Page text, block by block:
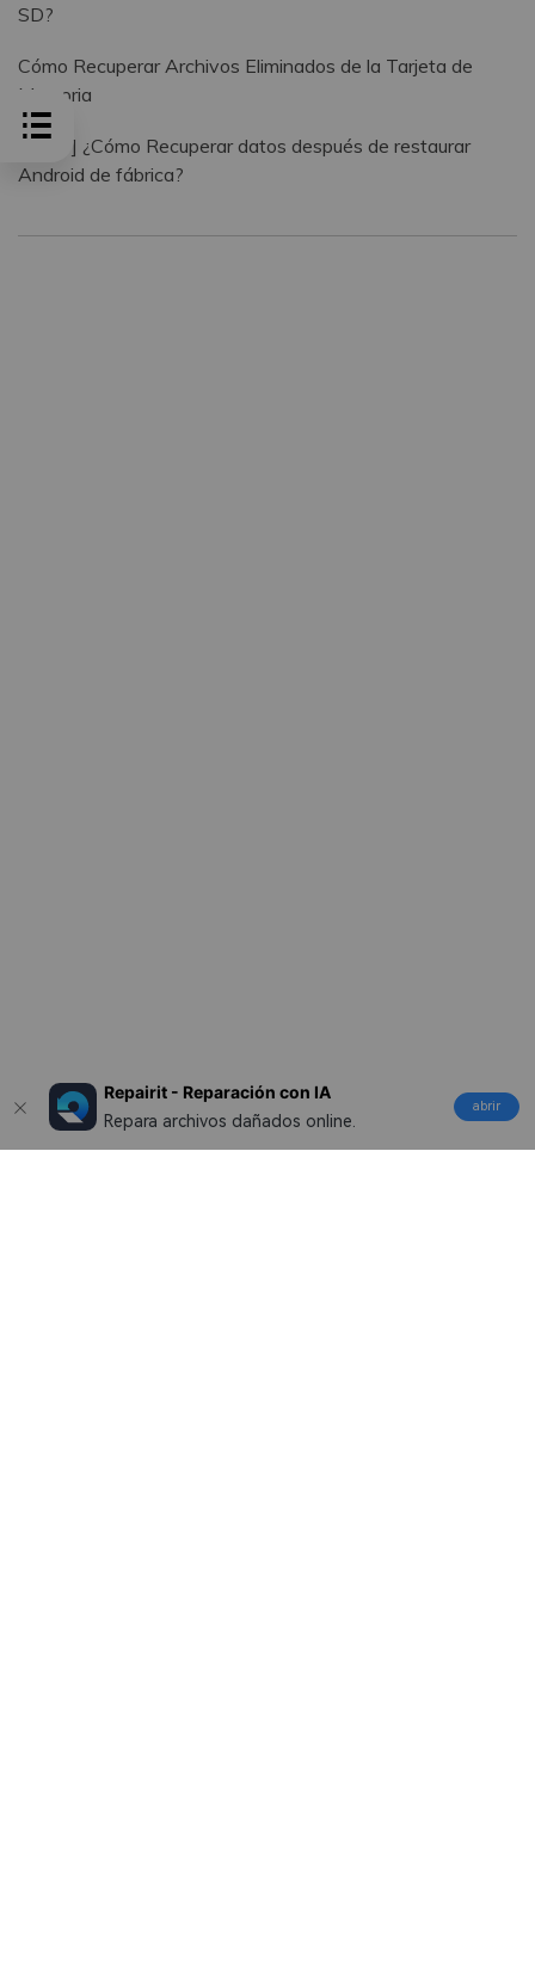
Repairit - Reparación con IA
Repara archivos dañados online.
abrir
SD?
Cómo Recuperar Archivos Eliminados de la Tarjeta de
Memoria
[2026] ¿Cómo Recuperar datos después de restaurar
Android de fábrica?